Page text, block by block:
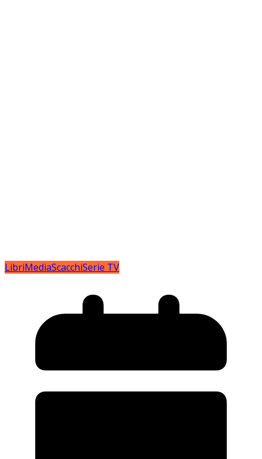
LibriMediaScacchiSerie TV